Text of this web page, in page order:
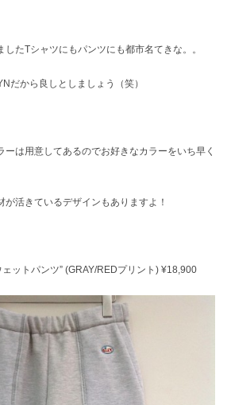
したTシャツにもパンツにも都市名てきな。。
だから良しとしましょう（笑）
ーは用意してあるのでお好きなカラーをいち早く
が活きているデザインもありますよ！
ットパンツ” (GRAY/REDプリント) ¥18,900